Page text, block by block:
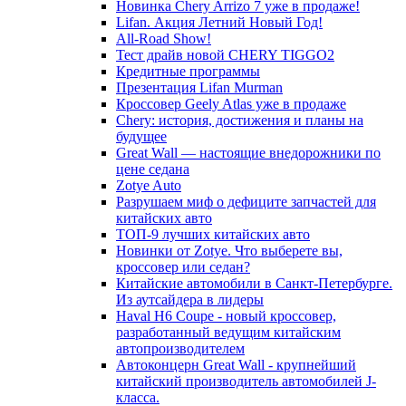
Новинка Chery Arrizo 7 уже в продаже!
Lifan. Акция Летний Новый Год!
All-Road Show!
Тест драйв новой CHERY TIGGO2
Кредитные программы
Презентация Lifan Murman
Кроссовер Geely Atlas уже в продаже
Chery: история, достижения и планы на
будущее
Great Wall — настоящие внедорожники по
цене седана
Zotye Auto
Разрушаем миф о дефиците запчастей для
китайских авто
ТОП-9 лучших китайских авто
Новинки от Zotye. Что выберете вы,
кроссовер или седан?
Китайские автомобили в Санкт-Петербурге.
Из аутсайдера в лидеры
Haval H6 Coupe - новый кроссовер,
разработанный ведущим китайским
автопроизводителем
Автоконцерн Great Wall - крупнейший
китайский производитель автомобилей J-
класса.